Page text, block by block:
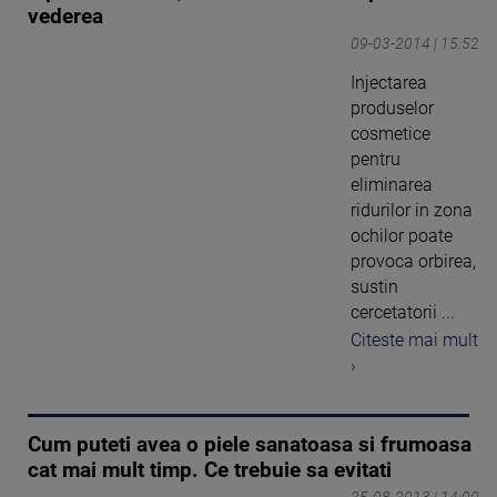
vederea
09-03-2014 | 15:52
Injectarea
produselor
cosmetice
pentru
eliminarea
ridurilor in zona
ochilor poate
provoca orbirea,
sustin
cercetatorii ...
Citeste mai mult
›
Cum puteti avea o piele sanatoasa si frumoasa
cat mai mult timp. Ce trebuie sa evitati